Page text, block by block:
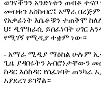
ወገናችንን አንድነቱን ጠብቆ
መብቱን አስከብሮ፤ አማራ በረጅም
የአቃፊነት እሴቶቹን ተጠቅሞ
ህ፣ ዲሞክራሲ ይሰፈነባት ሀገር
የሚገኝ የሚዲያ ተቋም ነው።
- አማራ ሚዲያ ማዕከል ሁሉም
ጊዜ ያዳበሩትን አብሮነታቸውን
ከዳር እሰከዳር የሰፈነባት ጠንካራ
አያደረገ ይገኛል።